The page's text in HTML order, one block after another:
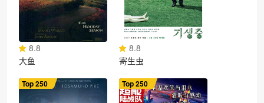
8.8
大鱼
8.8
寄生虫
Top 250 Top 250